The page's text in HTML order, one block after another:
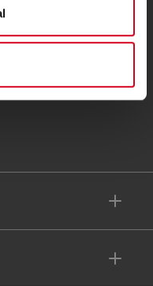
Swishgåva 90 100
3605